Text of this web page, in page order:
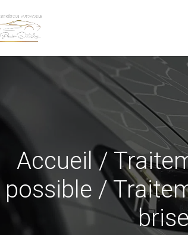
Accueil/
possible /